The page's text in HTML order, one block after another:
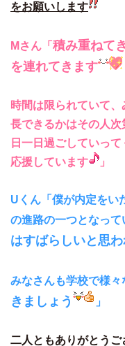
をお願いします
Mさん「 積み重ねて
を連れてきます
時間は限られていて、
長できるかはその人次
日一日過ごしていっ
応援しています
」
Uくん「僕が内定をい
の進路の一つとなって
はすばらしいと思
みなさんも学校で様々
きましょう
」
二人ともありがとうご